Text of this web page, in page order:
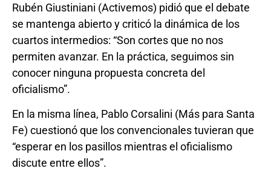
Rubén Giustiniani (Activemos) pidió que el debate
se mantenga abierto y criticó la dinámica de los
cuartos intermedios: “Son cortes que no nos
permiten avanzar. En la práctica, seguimos sin
conocer ninguna propuesta concreta del
oficialismo”.
En la misma línea, Pablo Corsalini (Más para Santa
Fe) cuestionó que los convencionales tuvieran que
“esperar en los pasillos mientras el oficialismo
discute entre ellos”.